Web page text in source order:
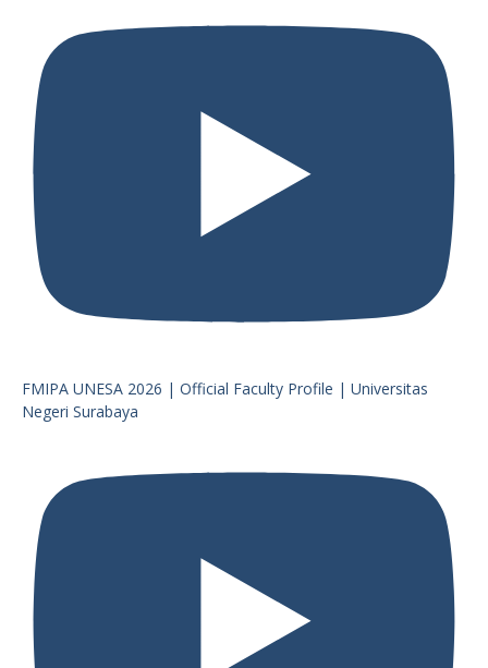
FMIPA UNESA 2026 | Official Faculty Profile | Universitas
Negeri Surabaya